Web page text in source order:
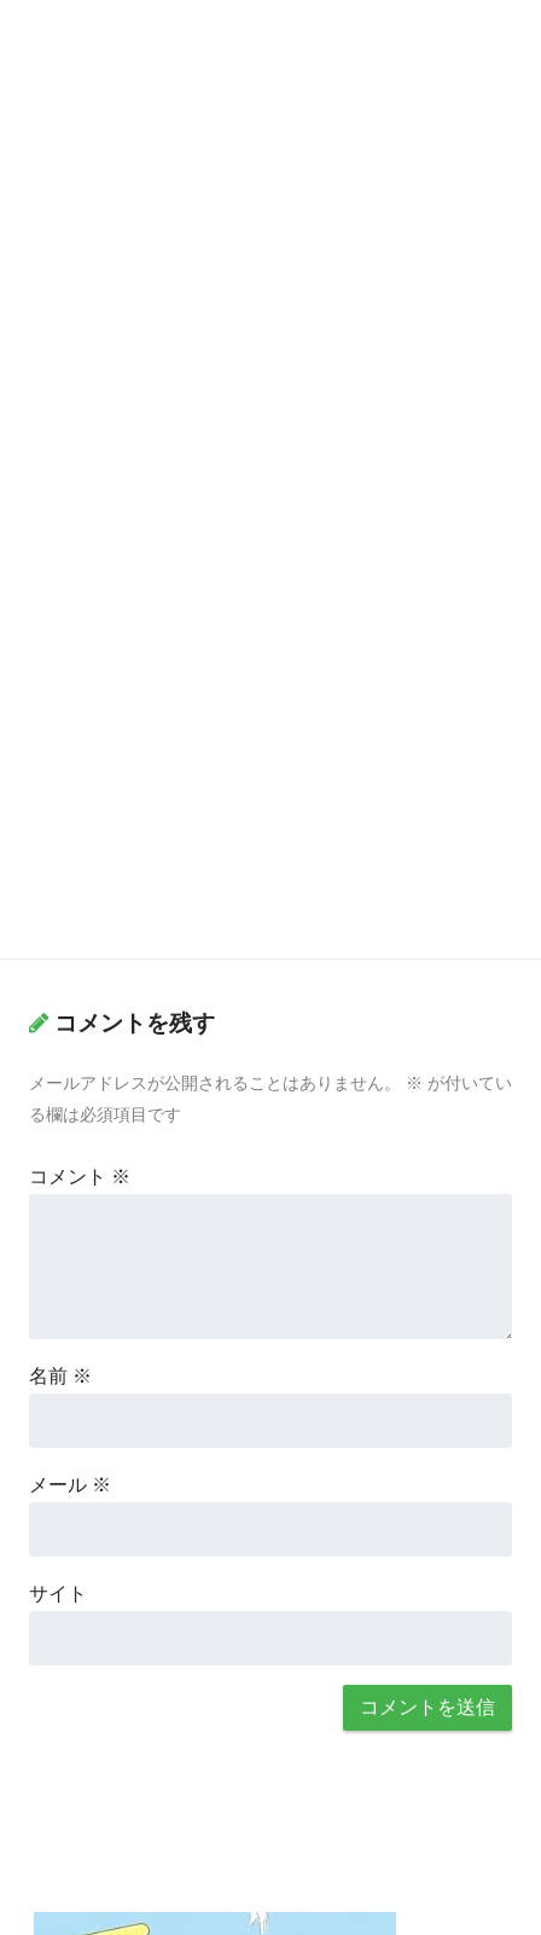
コメントを残す
メールアドレスが公開されることはありません。 ※ が付いてい
る欄は必須項目です
コメント ※
名前 ※
メール ※
サイト